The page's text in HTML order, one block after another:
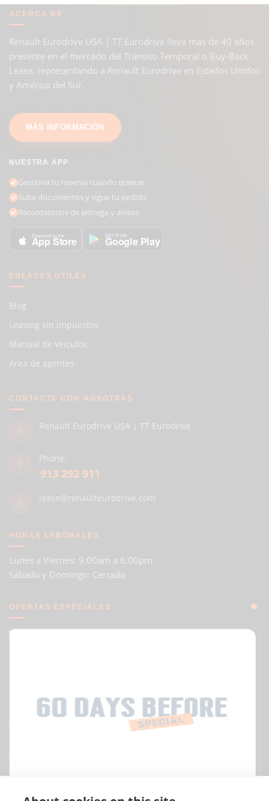
ACERCA DE
Renault Eurodrive USA | TT Eurodrive lleva más de 40 años
presente en el mercado del Tránsito Temporal o Buy-Back
Lease, representando a Renault Eurodrive en Estados Unidos
y América del Sur.
MÁS INFORMACIÓN
NUESTRA APP
Gestiona tu reserva cuando quieras
Sube documentos y sigue tu pedido
Recordatorios de entrega y avisos
Download on the
App Store GET IT ON
Google Play
ENLACES ÚTILES
Blog
Leasing sin impuestos
Manual de veiculos
Area de agentes
CONTACTA CON NOSOTRAS
Renault Eurodrive USA | TT Eurodrive
Phone:
913 292 911
lease@renaulteurodrive.com
HORAS LABORALES
Lunes a Viernes: 9.00am a 6.00pm
Sábado y Domingo: Cerrado
OFERTAS ESPECIALES